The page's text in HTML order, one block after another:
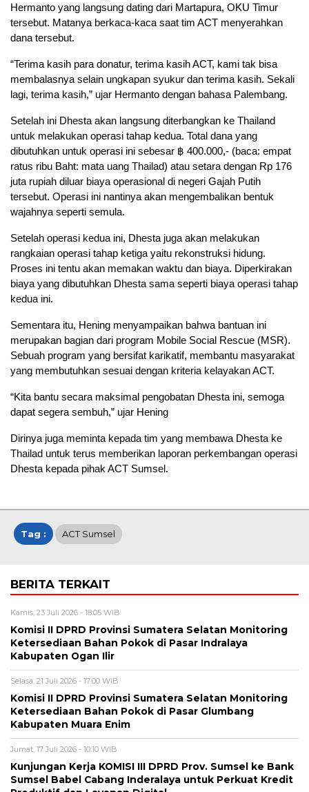
Hermanto yang langsung dating dari Martapura, OKU Timur
tersebut. Matanya berkaca-kaca saat tim ACT menyerahkan
dana tersebut.
“Terima kasih para donatur, terima kasih ACT, kami tak bisa
membalasnya selain ungkapan syukur dan terima kasih. Sekali
lagi, terima kasih,” ujar Hermanto dengan bahasa Palembang.
Setelah ini Dhesta akan langsung diterbangkan ke Thailand
untuk melakukan operasi tahap kedua. Total dana yang
dibutuhkan untuk operasi ini sebesar ฿ 400.000,- (baca: empat
ratus ribu Baht: mata uang Thailad) atau setara dengan Rp 176
juta rupiah diluar biaya operasional di negeri Gajah Putih
tersebut. Operasi ini nantinya akan mengembalikan bentuk
wajahnya seperti semula.
Setelah operasi kedua ini, Dhesta juga akan melakukan
rangkaian operasi tahap ketiga yaitu rekonstruksi hidung.
Proses ini tentu akan memakan waktu dan biaya. Diperkirakan
biaya yang dibutuhkan Dhesta sama seperti biaya operasi tahap
kedua ini.
Sementara itu, Hening menyampaikan bahwa bantuan ini
merupakan bagian dari program Mobile Social Rescue (MSR).
Sebuah program yang bersifat karikatif, membantu masyarakat
yang membutuhkan sesuai dengan kriteria kelayakan ACT.
“Kita bantu secara maksimal pengobatan Dhesta ini, semoga
dapat segera sembuh,” ujar Hening
Dirinya juga meminta kepada tim yang membawa Dhesta ke
Thailad untuk terus memberikan laporan perkembangan operasi
Dhesta kepada pihak ACT Sumsel.
Tag : ACT Sumsel
BERITA TERKAIT
Kamis, 23 Juli 2026 - 18:05 WIB
Komisi II DPRD Provinsi Sumatera Selatan Monitoring
Ketersediaan Bahan Pokok di Pasar Indralaya
Kabupaten Ogan Ilir
Selasa, 21 Juli 2026 - 17:00 WIB
Komisi II DPRD Provinsi Sumatera Selatan Monitoring
Ketersediaan Bahan Pokok di Pasar Glumbang
Kabupaten Muara Enim
Jumat, 17 Juli 2026 - 10:10 WIB
Kunjungan Kerja KOMISI III DPRD Prov. Sumsel ke Bank
Sumsel Babel Cabang Inderalaya untuk Perkuat Kredit